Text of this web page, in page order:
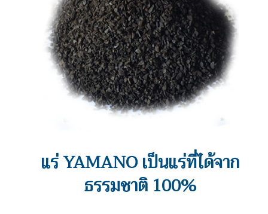
แร่ YAMANO เป็นแร่ที่ได้จาก
ธรรมชาติ 100%